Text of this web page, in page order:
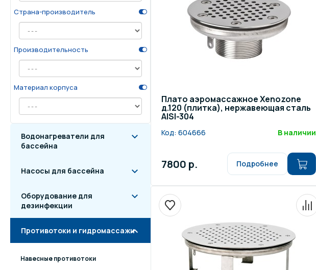
Инвентарь для отдыха
Освещение и подсветка для
бассейна
Отделочные материалы
Страна-производитель
Производительность
Материал корпуса
Водонагреватели для
бассейна
Насосы для бассейна
Оборудование для
дезинфекции
Противотоки и гидромассажи
Навесные противотоки
Плато аэромассажное Xenozone
д.120 (плитка), нержавеющая сталь
AISI-304
Код: 604666 В наличии
7800 р. Подробнее